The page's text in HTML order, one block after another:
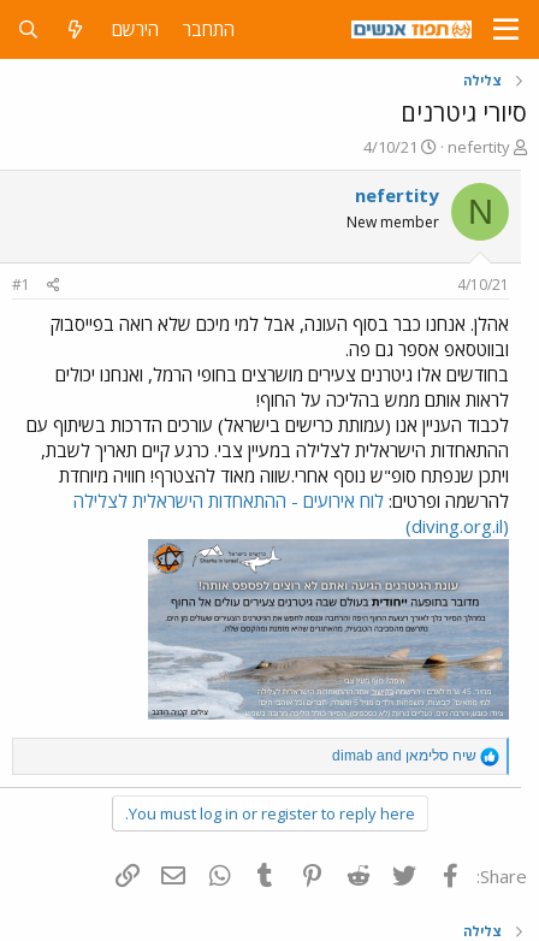
התחבר הירשם
צלילה
סיורי גיטרנים
פ
ו
ת
ח
ה
ש
א
nefertity
פ
ו
ר
ס
ם
ר
י
ך
4/10/21
N
nefertity
New member
4/10/21
#1
אהלן. אנחנו כבר בסוף העונה, אבל למי מיכם שלא רואה בפייסבוק
ובווטסאפ אספר גם פה.
בחודשים אלו גיטרנים צעירים מושרצים בחופי הרמל, ואנחנו יכולים
לראות אותם ממש בהליכה על החוף!
לכבוד העניין אנו (עמותת כרישים בישראל) עורכים הדרכות בשיתוף עם
ההתאחדות הישראלית לצלילה במעיין צבי. כרגע קיים תאריך לשבת,
ויתכן שנפתח סופ"ש נוסף אחרי.שווה מאוד להצטרף! חוויה מיוחדת
להרשמה ופרטים: לוח אירועים - ההתאחדות הישראלית לצלילה
(diving.org.il)
R
e
a
:
שיח סלימאן dimab
You must log in or register to reply here.
Share: פייסבוק Twitter
Reddit
Pinterest
Tumblr
WhatsAppדואר אלקטרוני
צלילה